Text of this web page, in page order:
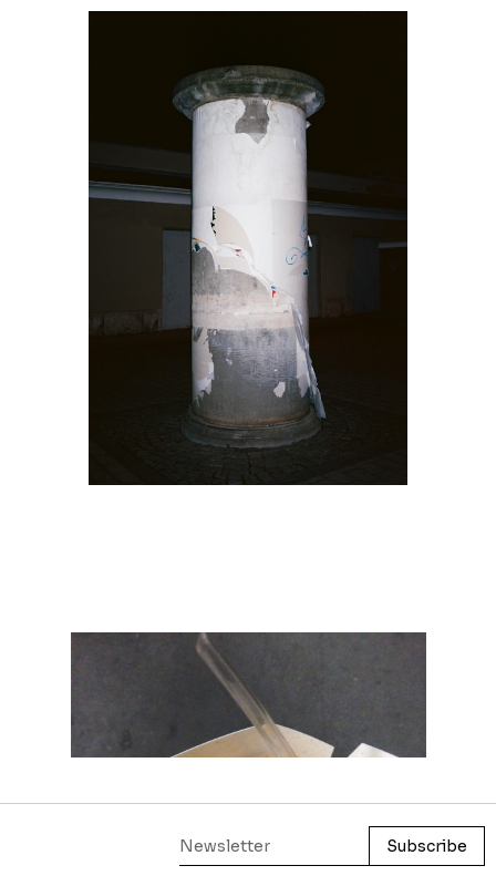
2018
Mirjam Steffen
#1 Wem Gehört die Welt?
2018